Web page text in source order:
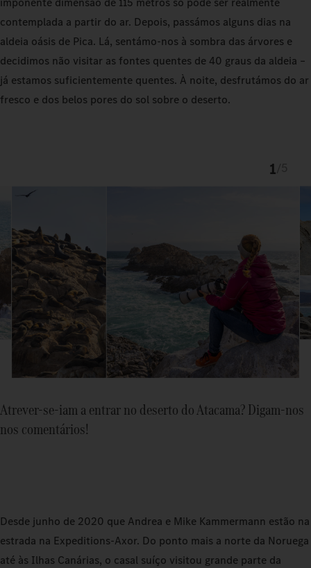
contemplada a partir do ar. Depois, passámos alguns dias na
aldeia oásis de Pica. Lá, sentámo-nos à sombra das árvores e
decidimos não visitar as fontes quentes de 40 graus da aldeia –
já estamos suficientemente quentes. À noite, desfrutámos do ar
fresco e dos belos pores do sol sobre o deserto.
1
Atrever-se-iam a entrar no deserto do Atacama? Digam-nos
nos comentários!
Desde junho de 2020 que Andrea e Mike Kammermann estão na
estrada na Expeditions‑Axor. Do ponto mais a norte da Noruega
até às Ilhas Canárias, o casal suíço visitou grande parte da